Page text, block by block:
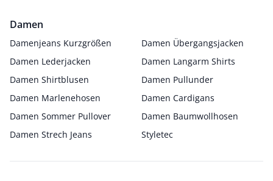
Damen
Damenjeans Kurzgrößen
Damen Übergangsjacken
Damen Lederjacken
Damen Langarm Shirts
Damen Shirtblusen
Damen Pullunder
Damen Marlenehosen
Damen Cardigans
Damen Sommer Pullover
Damen Baumwollhosen
Damen Strech Jeans
Styletec